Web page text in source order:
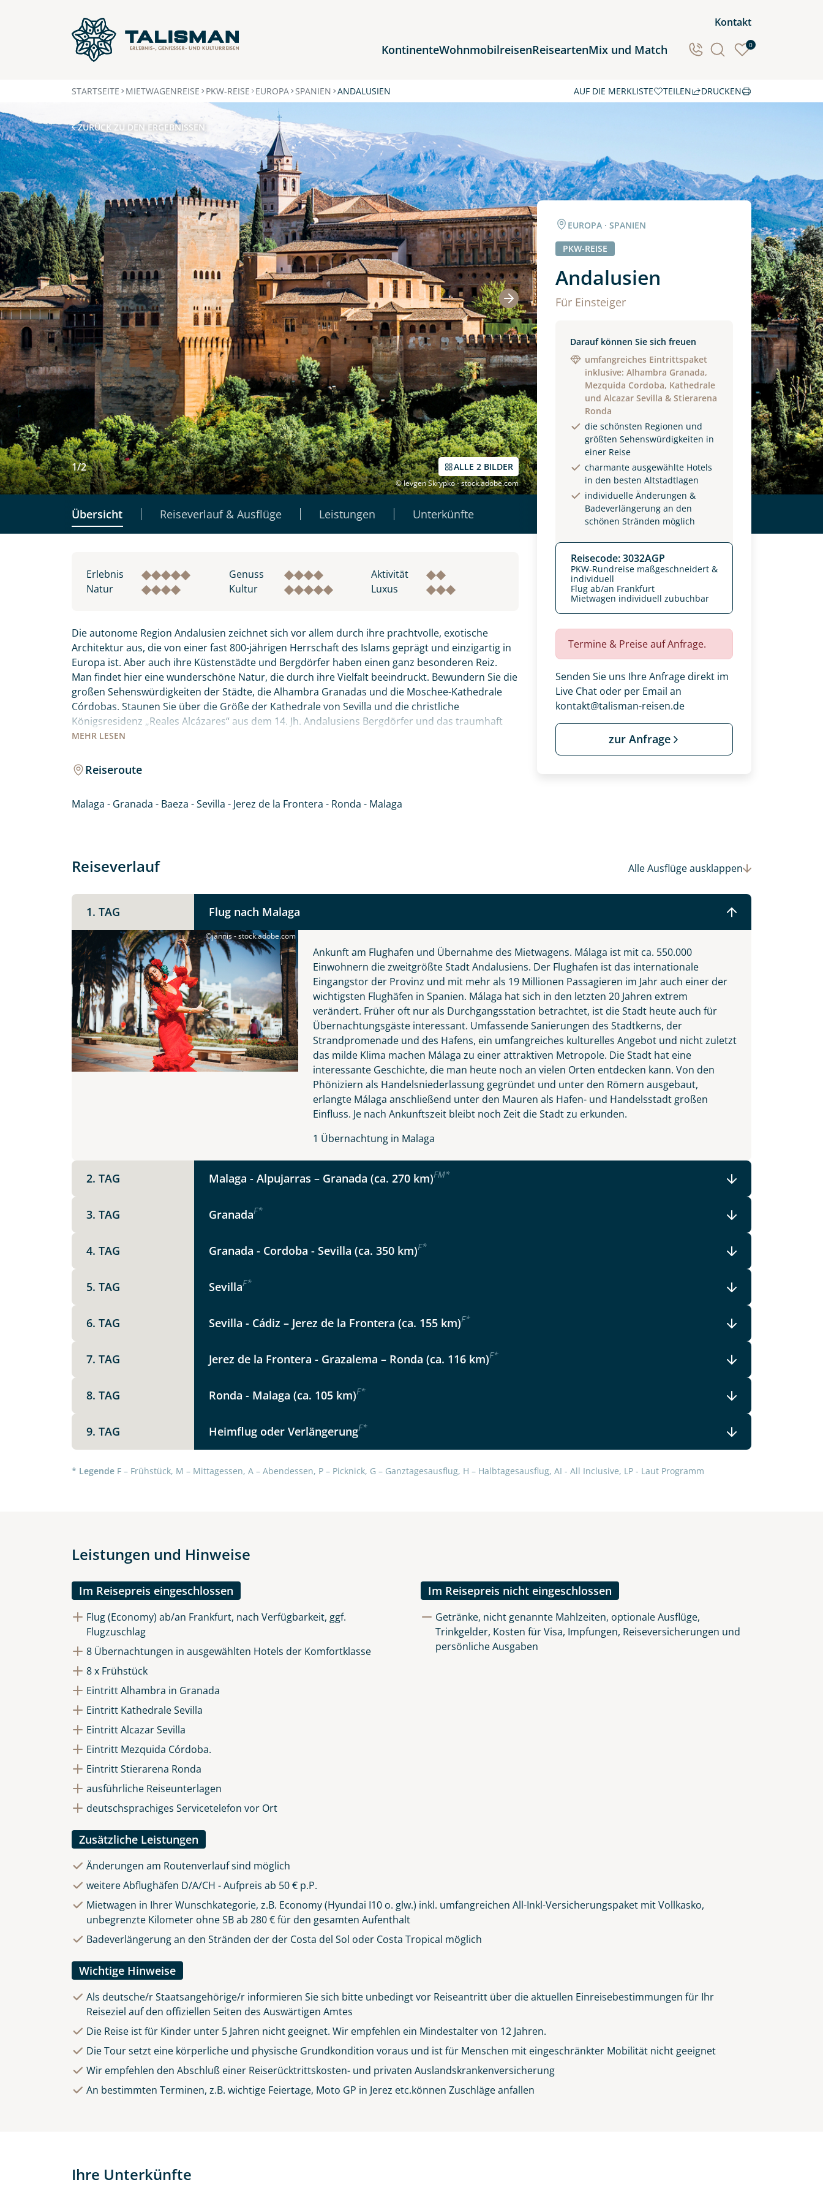
Kontakt
KontinenteWohnmobilreisenReiseartenMix und Match 0
Keine Reisen auf der Merkliste
Europa
Nordamerika
STARTSEITE MIETWAGENREISE PKW-REISE EUROPA SPANIEN ANDALUSIEN AUF DIE MERKLISTE TEILEN
Teile diese Reise
Andalusien
Facebook Instagram
X
DRUCKEN
ZURÜCK ZU DEN ERGEBNISSEN
1/2 ALLE 2 BILDER
© Ievgen Skrypko - stock.adobe.com
Übersicht Reiseverlauf & Ausflüge Leistungen Unterkünfte
EUROPA · SPANIEN
PKW-REISE
Andalusien
Für Einsteiger
Darauf können Sie sich freuen
umfangreiches Eintrittspaket
inklusive: Alhambra Granada,
Mezquida Cordoba, Kathedrale
und Alcazar Sevilla & Stierarena
Ronda
die schönsten Regionen und
größten Sehenswürdigkeiten in
einer Reise
charmante ausgewählte Hotels
in den besten Altstadtlagen
individuelle Änderungen &
Badeverlängerung an den
schönen Stränden möglich
Reisecode: 3032AGP
PKW-Rundreise maßgeschneidert &
individuell
Flug ab/an Frankfurt
Mietwagen individuell zubuchbar
Termine & Preise auf Anfrage.
Senden Sie uns Ihre Anfrage direkt im
Live Chat oder per Email an
kontakt@talisman-reisen.de
zur Anfrage
Erlebnis Genuss
Aktivität
Natur
Kultur Luxus
MEHR LESEN
Die autonome Region Andalusien zeichnet sich vor allem durch ihre prachtvolle, exotische
Architektur aus, die von einer fast 800-jährigen Herrschaft des Islams geprägt und einzigartig in
Europa ist. Aber auch ihre Küstenstädte und Bergdörfer haben einen ganz besonderen Reiz.
Man findet hier eine wunderschöne Natur, die durch ihre Vielfalt beeindruckt. Bewundern Sie die
großen Sehenswürdigkeiten der Städte, die Alhambra Granadas und die Moschee-Kathedrale
Córdobas. Staunen Sie über die Größe der Kathedrale von Sevilla und die christliche
Königsresidenz „Reales Alcázares“ aus dem 14. Jh. Andalusiens Bergdörfer und das traumhaft
gelegene Ronda besitzen einen ganz besonderen Charme. Besichtigen Sie eine der Sherry-
Cádiz, von der Kolumbus zu seinen Fahrten in die Neue Welt aufbrach.
Reiseroute
Malaga - Granada - Baeza - Sevilla - Jerez de la Frontera - Ronda - Malaga
Reiseverlauf Alle Ausflügeausklappen
1. TAG Flug nach Malaga
©jannis - stock.adobe.com
Ankunft am Flughafen und Übernahme des Mietwagens. Málaga ist mit ca. 550.000
Einwohnern die zweitgrößte Stadt Andalusiens. Der Flughafen ist das internationale
Eingangstor der Provinz und mit mehr als 19 Millionen Passagieren im Jahr auch einer der
wichtigsten Flughäfen in Spanien. Málaga hat sich in den letzten 20 Jahren extrem
verändert. Früher oft nur als Durchgangsstation betrachtet, ist die Stadt heute auch für
Übernachtungsgäste interessant. Umfassende Sanierungen des Stadtkerns, der
Strandpromenade und des Hafens, ein umfangreiches kulturelles Angebot und nicht zuletzt
das milde Klima machen Málaga zu einer attraktiven Metropole. Die Stadt hat eine
interessante Geschichte, die man heute noch an vielen Orten entdecken kann. Von den
Phöniziern als Handelsniederlassung gegründet und unter den Römern ausgebaut,
erlangte Málaga anschließend unter den Mauren als Hafen- und Handelsstadt großen
Einfluss. Je nach Ankunftszeit bleibt noch Zeit die Stadt zu erkunden.
1 Übernachtung in Malaga
2. TAG Malaga - Alpujarras – Granada (ca. 270 km)FM*
3. TAG GranadaF*
4. TAG Granada - Cordoba - Sevilla (ca. 350 km)F*
5. TAG SevillaF*
6. TAG Sevilla - Cádiz – Jerez de la Frontera (ca. 155 km)F*
7. TAG Jerez de la Frontera - Grazalema – Ronda (ca. 116 km)F*
8. TAG Ronda - Malaga (ca. 105 km)F*
9. TAG Heimflug oder VerlängerungF*
* Legende F – Frühstück, M – Mittagessen, A – Abendessen, P – Picknick, G – Ganztagesausflug, H – Halbtagesausflug, AI - All Inclusive, LP - Laut Programm
Leistungen und Hinweise
Im Reisepreis eingeschlossen
Flug (Economy) ab/an Frankfurt, nach Verfügbarkeit, ggf.
Flugzuschlag
8 Übernachtungen in ausgewählten Hotels der Komfortklasse
8 x Frühstück
Eintritt Alhambra in Granada
Eintritt Kathedrale Sevilla
Eintritt Alcazar Sevilla
Eintritt Mezquida Córdoba.
Eintritt Stierarena Ronda
ausführliche Reiseunterlagen
deutschsprachiges Servicetelefon vor Ort
Im Reisepreis nicht eingeschlossen
Getränke, nicht genannte Mahlzeiten, optionale Ausflüge,
Trinkgelder, Kosten für Visa, Impfungen, Reiseversicherungen und
persönliche Ausgaben
Zusätzliche Leistungen
Änderungen am Routenverlauf sind möglich
weitere Abflughäfen D/A/CH - Aufpreis ab 50 € p.P.
Mietwagen in Ihrer Wunschkategorie, z.B. Economy (Hyundai I10 o. glw.) inkl. umfangreichen All-Inkl-Versicherungspaket mit Vollkasko,
unbegrenzte Kilometer ohne SB ab 280 € für den gesamten Aufenthalt
Badeverlängerung an den Stränden der der Costa del Sol oder Costa Tropical möglich
Wichtige Hinweise
Als deutsche/r Staatsangehörige/r informieren Sie sich bitte unbedingt vor Reiseantritt über die aktuellen Einreisebestimmungen für Ihr
Reiseziel auf den offiziellen Seiten des Auswärtigen Amtes
Die Reise ist für Kinder unter 5 Jahren nicht geeignet. Wir empfehlen ein Mindestalter von 12 Jahren.
Die Tour setzt eine körperliche und physische Grundkondition voraus und ist für Menschen mit eingeschränkter Mobilität nicht geeignet
Wir empfehlen den Abschluß einer Reiserücktrittskosten- und privaten Auslandskrankenversicherung
An bestimmten Terminen, z.B. wichtige Feiertage, Moto GP in Jerez etc.können Zuschläge anfallen
Ihre Unterkünfte
Individuelle Anfrage
Herzlichen Dank für Ihre Kontaktaufnahme! Ihr Urlaub - so individuell wie Sie. Teilen Sie uns Ihre Wunschtermine für die Reise
mit. Wir prüfen die Verfügbarkeit und kontaktieren Sie, um alles Weitere zu besprechen. Gemeinsam gestalten wir Ihre
Traumreise.
Nachname
E-Mail* Telefon
Angaben zur Reise
Anzahl Erwachsener Anzahl Kinder
Familienzimmer
Reisebeginn
Weitere Informationen
Datenschutz & Transparenz ist uns sehr wichtig!
Die Anfrage wird via SSL verschlüsselt an unseren Server geschickt. Mit Absenden des Formulars, erklären Sie, dass Sie die
Datenschutzerklärung